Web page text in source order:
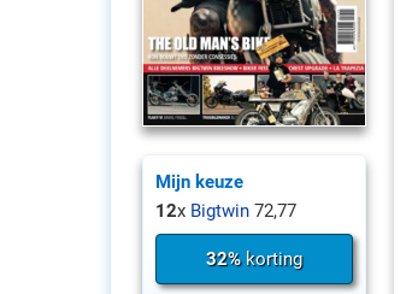
Mijn keuze
12x Bigtwin 72,77
32%korting